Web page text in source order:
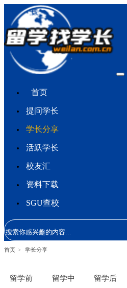
首页
提问学长
学长分享
活跃学长
校友汇
资料下载
SGU查校
首页 > 学长分享
留学前 留学中
留学后